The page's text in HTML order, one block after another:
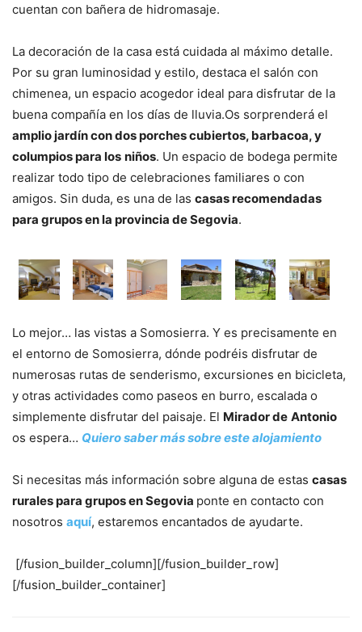
cuentan con bañera de hidromasaje.
La decoración de la casa está cuidada al máximo detalle.
Por su gran luminosidad y estilo, destaca el salón con
chimenea, un espacio acogedor ideal para disfrutar de la
buena compañía en los días de lluvia.Os sorprenderá el
amplio jardín con dos porches cubiertos, barbacoa, y
columpios para los niños. Un espacio de bodega permite
realizar todo tipo de celebraciones familiares o con
amigos. Sin duda, es una de las casas recomendadas
para grupos en la provincia de Segovia.
Lo mejor… las vistas a Somosierra. Y es precisamente en
el entorno de Somosierra, dónde podréis disfrutar de
numerosas rutas de senderismo, excursiones en bicicleta,
y otras actividades como paseos en burro, escalada o
simplemente disfrutar del paisaje. El Mirador de Antonio
os espera… Quiero saber más sobre este alojamiento
Si necesitas más información sobre alguna de estas casas
rurales para grupos en Segovia ponte en contacto con
nosotros aquí, estaremos encantados de ayudarte.
[/fusion_builder_column][/fusion_builder_row]
[/fusion_builder_container]